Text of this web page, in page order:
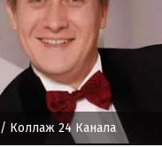
/ Коллаж 24 Канала